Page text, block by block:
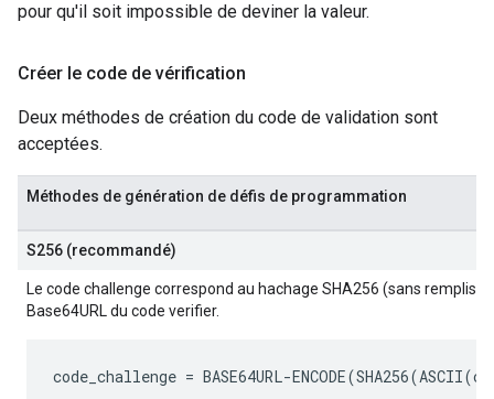
pour qu'il soit impossible de deviner la valeur.
Créer le code de vérification
Deux méthodes de création du code de validation sont
acceptées.
Méthodes de génération de défis de programmation
S256 (recommandé)
Le code challenge correspond au hachage SHA256 (sans
Base64URL du code verifier.
code_challenge = BASE64URL-ENCODE(SHA256(ASCII(